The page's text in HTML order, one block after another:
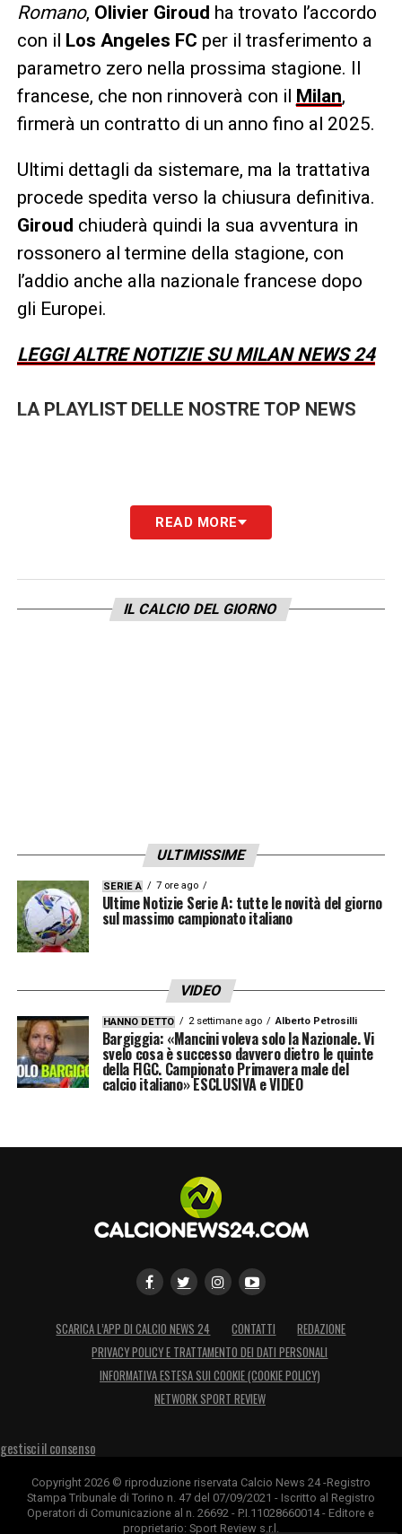
Romano, Olivier Giroud ha trovato l’accordo
con il Los Angeles FC per il trasferimento a
parametro zero nella prossima stagione. Il
francese, che non rinnoverà con il Milan,
firmerà un contratto di un anno fino al 2025.
Ultimi dettagli da sistemare, ma la trattativa
procede spedita verso la chiusura definitiva.
Giroud chiuderà quindi la sua avventura in
rossonero al termine della stagione, con
l’addio anche alla nazionale francese dopo
gli Europei.
LEGGI ALTRE NOTIZIE SU MILAN NEWS 24
LA PLAYLIST DELLE NOSTRE TOP NEWS
READ MORE
IL CALCIO DEL GIORNO
ULTIMISSIME
SERIE A 7 ore ago
Ultime Notizie Serie A: tutte le novità del giorno
sul massimo campionato italiano
VIDEO
HANNO DETTO 2 settimane ago Alberto Petrosilli
Bargiggia: «Mancini voleva solo la Nazionale. Vi
svelo cosa è successo davvero dietro le quinte
della FIGC. Campionato Primavera male del
calcio italiano» ESCLUSIVA e VIDEO
SCARICA L’APP DI CALCIO NEWS 24 CONTATTI
REDAZIONE
PRIVACY POLICY E TRATTAMENTO DEI DATI PERSONALI
INFORMATIVA ESTESA SUI COOKIE (COOKIE POLICY)
NETWORK SPORT REVIEW
gestisci il consenso
Copyright 2026 © riproduzione riservata Calcio News 24 -Registro
Stampa Tribunale di Torino n. 47 del 07/09/2021 - Iscritto al Registro
Operatori di Comunicazione al n. 26692 - P.I.11028660014 - Editore e
proprietario: Sport Review s.r.l.